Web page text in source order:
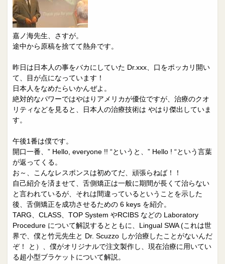
嘉ノ海先生、さすが。
途中から原稿を捨てて熱弁です。
昨日は日本人の事をバカにしていた Dr.xxx、口をポッカリ開い
て、目が点になっています！
日本人をなめたらいかんぜよ。
絶対的なパワーではやはりアメリカが優位ですが、治療のクオ
リティなどを見ると、日本人の治療技術は やはり傑出していま
す。
午後1番は僕です。
開口一番、” Hello, everyone !! “というと、” Hello ! “という言葉
が返ってくる。
お～、こんなレスポンスは初めてだ、頑張らねば！！
自己紹介を済ませて、舌側矯正は一般に期間が長くて治らない
と言われているが、それは間違っているということを示した
後、舌側矯正を成功させるための 6 keys を紹介。
TARG、CLASS、TOP System やRCIBS などの Laboratory
Procedure について解説するとともに、Lingual SWA (これは世
界で、僕と竹元先生と Dr. Scuzzo しか治療したことがないんだ
ぞ！ と）、僕がオリジナルで注文製作し、現在治療に用いてい
る超小型ブラケットについて解説。